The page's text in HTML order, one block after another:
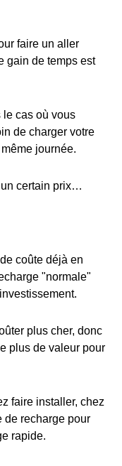
faire un aller
gain de temps est
le cas où vous
de charger votre
journée.
certain prix…
coûte déjà en
"normale"
plus cher, donc
plus de valeur pour
faire installer, chez
de recharge pour
rapide.